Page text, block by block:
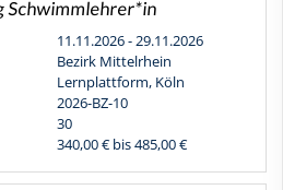
11.11.2026 - 29.11.2026
Bezirk Mittelrhein
Lernplattform, Köln
2026-BZ-10
30
340,00 € bis 485,00 €